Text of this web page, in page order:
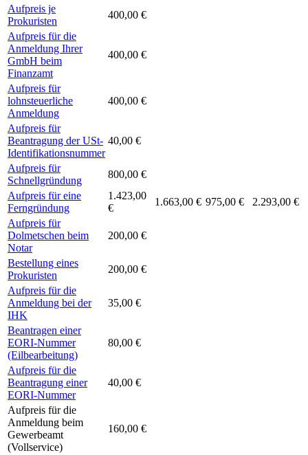
Aufpreis je
Prokuristen
400,00 €
Aufpreis für die
Anmeldung Ihrer
GmbH beim
Finanzamt
400,00 €
Aufpreis für
lohnsteuerliche
Anmeldung
400,00 €
Aufpreis für
Beantragung der USt-
Identifikationsnummer
40,00 €
Aufpreis für
Schnellgründung
800,00 €
Aufpreis für eine
Ferngründung
1.423,00
€
1.663,00 € 975,00 €
2.293,00 €
Aufpreis für
Dolmetschen beim
Notar
200,00 €
Bestellung eines
Prokuristen
200,00 €
Aufpreis für die
Anmeldung bei der
IHK
35,00 €
Beantragen einer
EORI-Nummer
(Eilbearbeitung)
80,00 €
Aufpreis für die
Beantragung einer
EORI-Nummer
40,00 €
Aufpreis für die
Anmeldung beim
Gewerbeamt
(Vollservice)
160,00 €